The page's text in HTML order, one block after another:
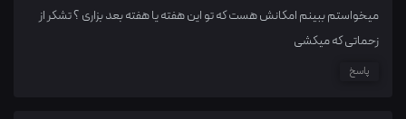
میخواستم ببینم امکانش هست که تو این هفته یا هفته بعد بزاری ؟ تشکر از
زحماتی که میکشی
پاسخ